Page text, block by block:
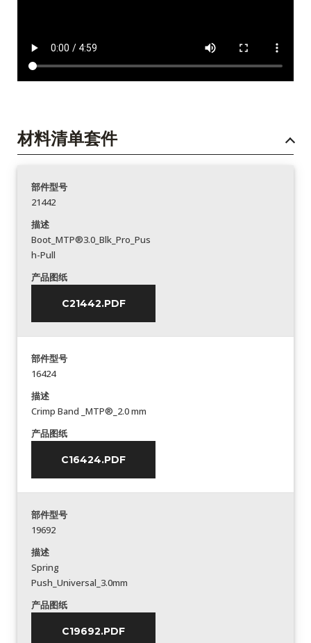
材料清单套件
部件型号
21442
描述
Boot_MTP®3.0_Blk_Pro_Pus
h-Pull
产品图纸
C21442.PDF
部件型号
16424
描述
Crimp Band _MTP®_2.0 mm
产品图纸
C16424.PDF
部件型号
19692
描述
Spring
Push_Universal_3.0mm
产品图纸
C19692.PDF